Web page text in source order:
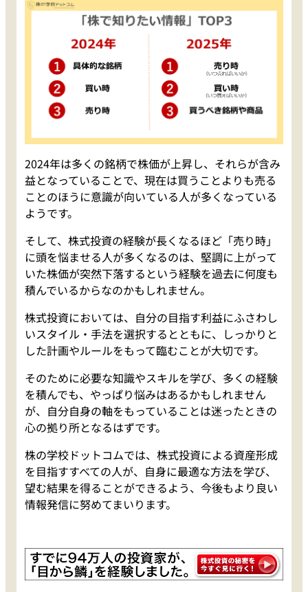
2024年は多くの銘柄で株価が上昇し、それらが含み
益となっていることで、現在は買うことよりも売る
ことのほうに意識が向いている人が多くなっている
ようです。
そして、株式投資の経験が長くなるほど「売り時」
に頭を悩ませる人が多くなるのは、堅調に上がって
いた株価が突然下落するという経験を過去に何度も
積んでいるからなのかもしれません。
株式投資においては、自分の目指す利益にふさわし
いスタイル・手法を選択するとともに、しっかりと
した計画やルールをもって臨むことが大切です。
そのために必要な知識やスキルを学び、多くの経験
を積んでも、やっぱり悩みはあるかもしれません
が、自分自身の軸をもっていることは迷ったときの
心の拠り所となるはずです。
株の学校ドットコムでは、株式投資による資産形成
を目指すすべての人が、自身に最適な方法を学び、
望む結果を得ることができるよう、今後もより良い
情報発信に努めてまいります。